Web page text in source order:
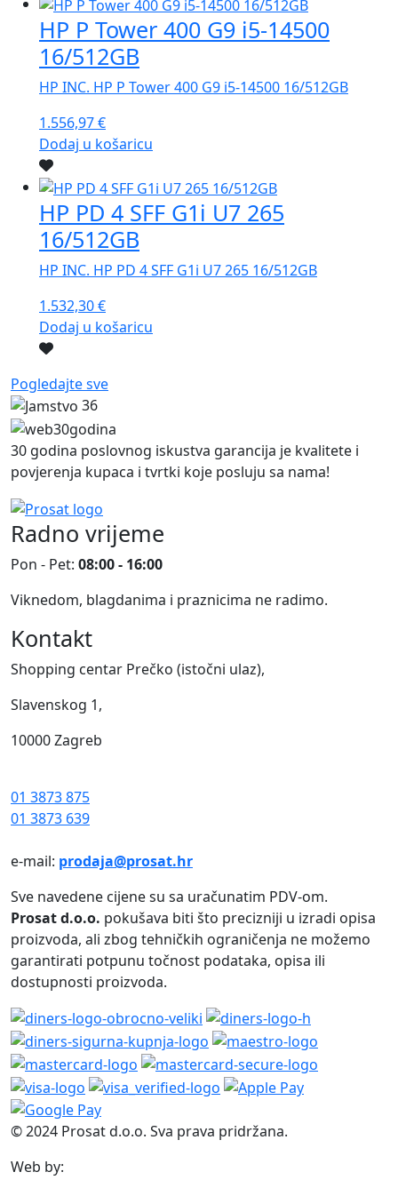
HP P Tower 400 G9 i5-14500
16/512GB
HP INC. HP P Tower 400 G9 i5-14500 16/512GB
1.556,97€
Dodaj u košaricu
HP PD 4 SFF G1i U7 265
16/512GB
HP INC. HP PD 4 SFF G1i U7 265 16/512GB
1.532,30€
Dodaj u košaricu
Pogledajte sve
36
30 godina poslovnog iskustva garancija je kvalitete i
povjerenja kupaca i tvrtki koje posluju sa nama!
Radno vrijeme
Pon - Pet: 08:00 - 16:00
Viknedom, blagdanima i praznicima ne radimo.
Kontakt
Shopping centar Prečko (istočni ulaz),
Slavenskog 1,
10000 Zagreb
01 3873 875
01 3873 639
e-mail: prodaja@prosat.hr
Sve navedene cijene su sa uračunatim PDV-om.
Prosat d.o.o. pokušava biti što precizniji u izradi opisa
proizvoda, ali zbog tehničkih ograničenja ne možemo
garantirati potpunu točnost podataka, opisa ili
dostupnosti proizvoda.
© 2024 Prosat d.o.o. Sva prava pridržana.
Web by: